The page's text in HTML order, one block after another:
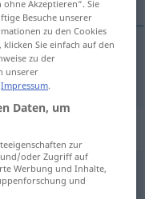
,voraussetzen
Akzeptieren“. Sie
Besuche unserer
zu den Cookies
Sie einfach auf den
zu der
unserer
Impressum.
Daten, um
zur
oder Zugriff auf
Werbung und Inhalte,
und